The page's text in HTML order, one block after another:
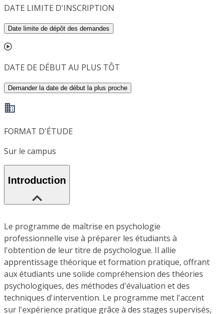
DATE LIMITE D'INSCRIPTION
Date limite de dépôt des demandes
DATE DE DÉBUT AU PLUS TÔT
Demander la date de début la plus proche
FORMAT D'ÉTUDE
Sur le campus
Introduction
Le programme de maîtrise en psychologie
professionnelle vise à préparer les étudiants à
l'obtention de leur titre de psychologue. Il allie
apprentissage théorique et formation pratique, offrant
aux étudiants une solide compréhension des théories
psychologiques, des méthodes d'évaluation et des
techniques d'intervention. Le programme met l'accent
sur l'expérience pratique grâce à des stages supervisés,